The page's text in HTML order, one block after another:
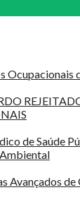
Ocupacionais
de Saúde
Avançados